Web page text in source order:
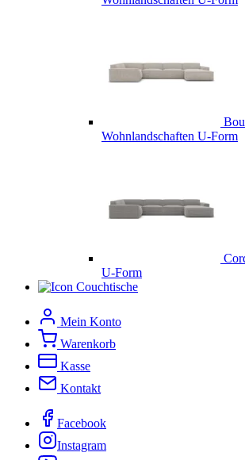
Wohnlandschaften U-Form
U-Form
Couchtische
Mein Konto
Warenkorb
Kasse
Kontakt
Facebook
Instagram